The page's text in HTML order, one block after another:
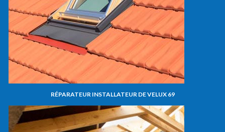
RÉPARATEUR INSTALLATEUR DE VELUX 69